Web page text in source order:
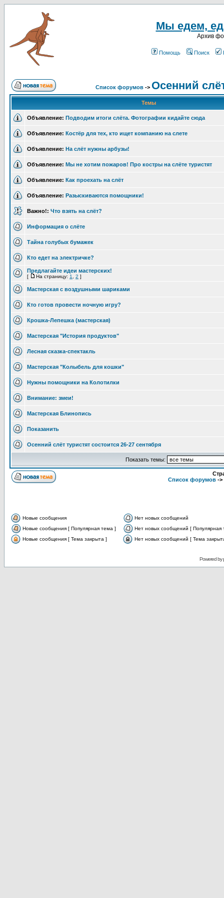
Мы едем,
Архив
Помощь Поиск
Список форумов -> Осенний
Темы
Объявление: Подводим итоги слёта. Фотографии кидайте сюда
Объявление: Костёр для тех, кто ищет компанию на слете
Объявление: На слёт нужны арбузы!
Объявление: Мы не хотим пожаров! Про костры на слёте туристят
Объявление: Как проехать на слёт
Объявление: Разыскиваются помощники!
Важно!: Что взять на слёт?
Информация о слёте
Тайна голубых бумажек
Кто едет на электричке?
Предлагайте идеи мастерских!
[ На страницу: 1 2 ]
Мастерская с воздушными шариками
Кто готов провести ночную игру?
Крошка-Лепешка (мастерская)
Мастерская "История продуктов"
Лесная сказка-спектакль
Мастерская "Колыбель для кошки"
Нужны помощники на Колотилки
Внимание: змеи!
Мастерская Блинопись
Показанить
Осенний слёт туристят состоится 26-27 сентября
Показать темы:
Список форумов->
Новые сообщения
Нет новых сообщений
Новые сообщения [ Популярная тема ]
Нет новых сообщений [ Популярная
Новые сообщения [ Тема закрыта ]
Нет новых сообщений [ Тема
Powered by